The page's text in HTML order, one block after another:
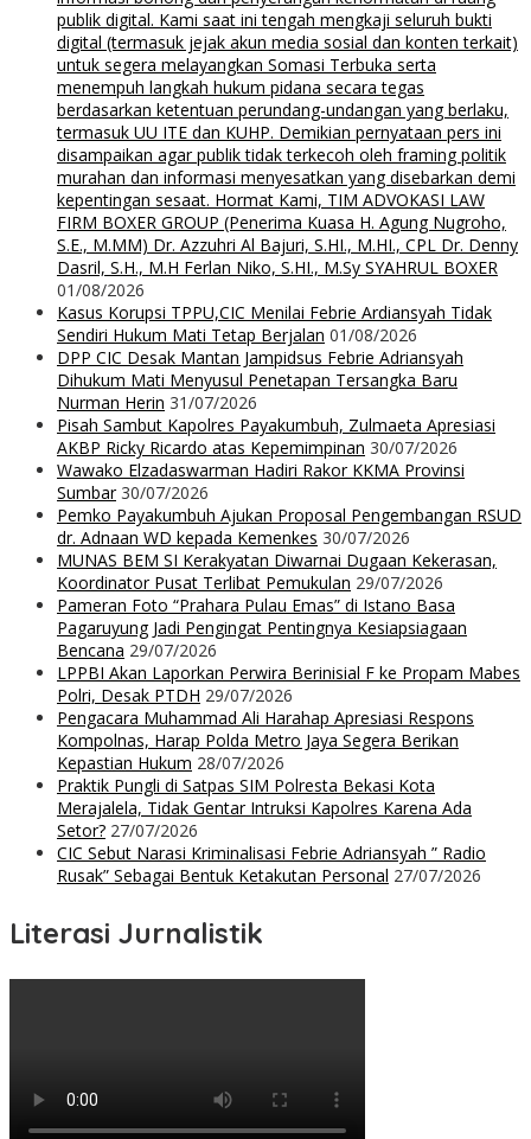
publik digital. Kami saat ini tengah mengkaji seluruh bukti
digital (termasuk jejak akun media sosial dan konten terkait)
untuk segera melayangkan Somasi Terbuka serta
menempuh langkah hukum pidana secara tegas
berdasarkan ketentuan perundang-undangan yang berlaku,
termasuk UU ITE dan KUHP. Demikian pernyataan pers ini
disampaikan agar publik tidak terkecoh oleh framing politik
murahan dan informasi menyesatkan yang disebarkan demi
kepentingan sesaat. Hormat Kami, TIM ADVOKASI LAW
FIRM BOXER GROUP (Penerima Kuasa H. Agung Nugroho,
S.E., M.MM) Dr. Azzuhri Al Bajuri, S.HI., M.HI., CPL Dr. Denny
Dasril, S.H., M.H Ferlan Niko, S.HI., M.Sy SYAHRUL BOXER
01/08/2026
Kasus Korupsi TPPU,CIC Menilai Febrie Ardiansyah Tidak
Sendiri Hukum Mati Tetap Berjalan 01/08/2026
DPP CIC Desak Mantan Jampidsus Febrie Adriansyah
Dihukum Mati Menyusul Penetapan Tersangka Baru
Nurman Herin 31/07/2026
Pisah Sambut Kapolres Payakumbuh, Zulmaeta Apresiasi
AKBP Ricky Ricardo atas Kepemimpinan 30/07/2026
Wawako Elzadaswarman Hadiri Rakor KKMA Provinsi
Sumbar 30/07/2026
Pemko Payakumbuh Ajukan Proposal Pengembangan RSUD
dr. Adnaan WD kepada Kemenkes 30/07/2026
MUNAS BEM SI Kerakyatan Diwarnai Dugaan Kekerasan,
Koordinator Pusat Terlibat Pemukulan 29/07/2026
Pameran Foto “Prahara Pulau Emas” di Istano Basa
Pagaruyung Jadi Pengingat Pentingnya Kesiapsiagaan
Bencana 29/07/2026
LPPBI Akan Laporkan Perwira Berinisial F ke Propam Mabes
Polri, Desak PTDH 29/07/2026
Pengacara Muhammad Ali Harahap Apresiasi Respons
Kompolnas, Harap Polda Metro Jaya Segera Berikan
Kepastian Hukum 28/07/2026
Praktik Pungli di Satpas SIM Polresta Bekasi Kota
Merajalela, Tidak Gentar Intruksi Kapolres Karena Ada
Setor? 27/07/2026
CIC Sebut Narasi Kriminalisasi Febrie Adriansyah ” Radio
Rusak” Sebagai Bentuk Ketakutan Personal 27/07/2026
Literasi Jurnalistik